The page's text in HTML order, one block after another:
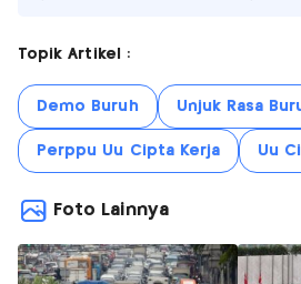
Topik Artikel :
Demo Buruh Unjuk Rasa
Perppu Uu Cipta Kerja Uu
Foto Lainnya